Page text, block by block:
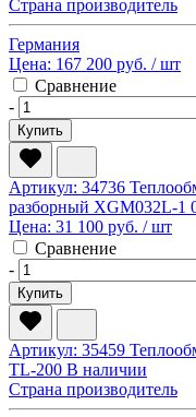
Страна производитель
Германия
Цена: 167 200 руб. / шт
Сравнение
-
Купить
Артикул: 34736
разборный XGM032L-1
Цена: 31 100 руб. / шт
Сравнение
-
Купить
Артикул: 35459
TL-200 В наличии
Страна производитель